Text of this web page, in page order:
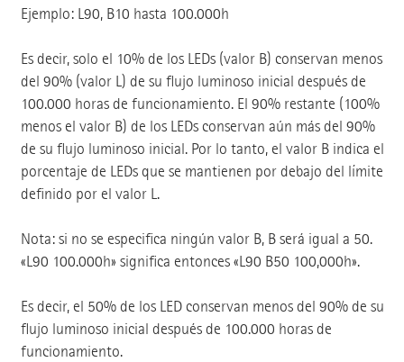
Ejemplo: L90, B10 hasta 100.000h
Es decir, solo el 10% de los LEDs (valor B) conservan menos
del 90% (valor L) de su flujo luminoso inicial después de
100.000 horas de funcionamiento. El 90% restante (100%
menos el valor B) de los LEDs conservan aún más del 90%
de su flujo luminoso inicial. Por lo tanto, el valor B indica el
porcentaje de LEDs que se mantienen por debajo del límite
definido por el valor L.
Nota: si no se especifica ningún valor B, B será igual a 50.
«L90 100.000h» significa entonces «L90 B50 100,000h».
Es decir, el 50% de los LED conservan menos del 90% de su
flujo luminoso inicial después de 100.000 horas de
funcionamiento.